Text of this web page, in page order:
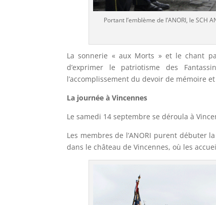
Portant l’emblème de l’ANORI, le SCH
La sonnerie « aux Morts » et le chant
d’exprimer le patriotisme des
l’accomplissement du devoir de mémoire
La journée à Vincennes
Le samedi 14 septembre se déroula à
Les membres de l’ANORI purent débuter
dans le château de Vincennes, où les